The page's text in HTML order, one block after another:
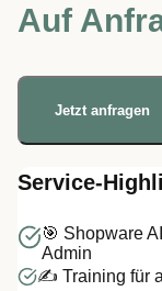
Auf
Jetzt anfragen
Service-
🎯 Shopware
Admin
✍️ Training für